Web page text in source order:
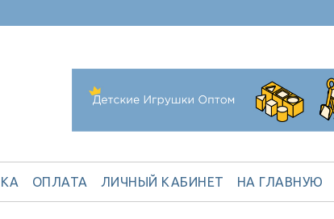
ОПЛАТА ЛИЧНЫЙ КАБИНЕТ НА ГЛАВНУЮ